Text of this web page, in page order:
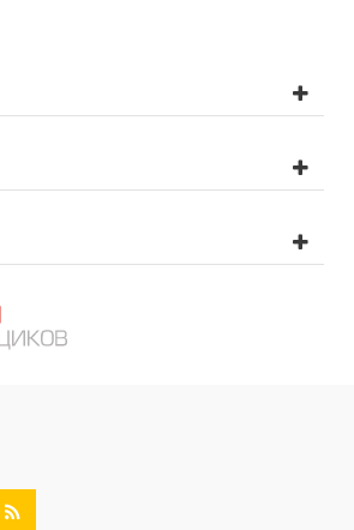
2 см2,
2 см2,